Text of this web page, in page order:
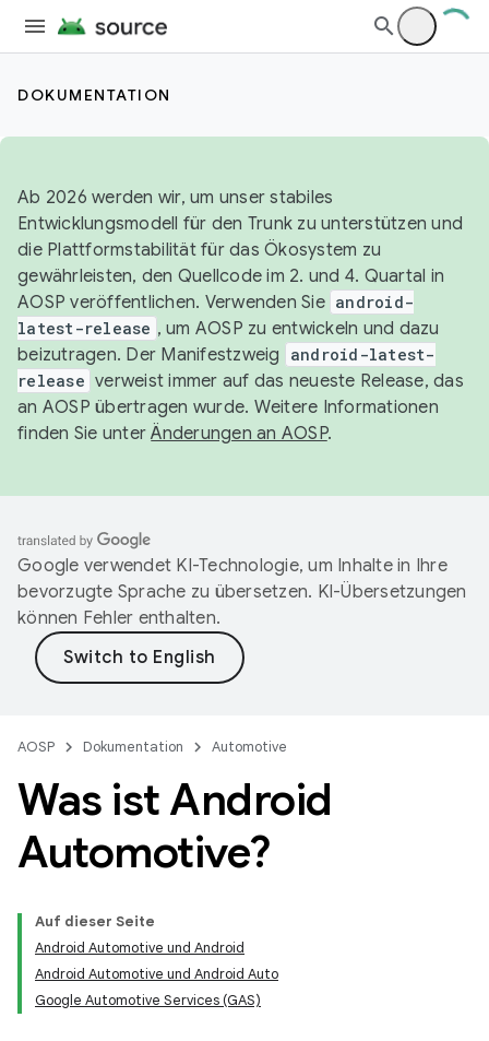
DOKUMENTATION
Ab 2026 werden wir, um unser stabiles
Entwicklungsmodell für den Trunk zu unterstützen und
die Plattformstabilität für das Ökosystem zu
gewährleisten, den Quellcode im 2. und 4. Quartal in
AOSP veröffentlichen. Verwenden Sie android-
latest-release , um AOSP zu entwickeln und dazu
beizutragen. Der Manifestzweig
android-latest-
release verweist immer auf das neueste Release, das
an AOSP übertragen wurde. Weitere Informationen
finden Sie unterÄnderungen an AOSP.
Google verwendet KI-Technologie, um Inhalte in Ihre
bevorzugte Sprache zu übersetzen. KI-Übersetzungen
können Fehler enthalten.
AOSP Dokumentation Automotive
Was ist Android
Automotive?
Auf dieser Seite
Android Automotive und Android
Android Automotive und Android Auto
Google Automotive Services (GAS)